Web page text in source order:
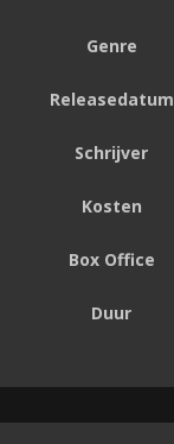
Genre
Releasedatum
Schrijver
Kosten
Box Office
Duur